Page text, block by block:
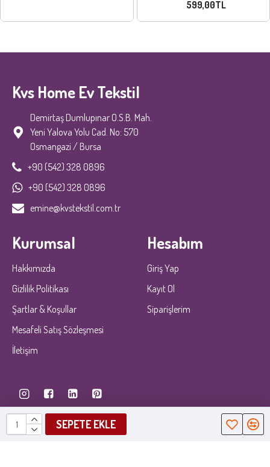
SEPETE EKLE
599,00TL
Kvs Home Ev Tekstil
Demirtaş Dumlupınar O.S.B. Mah.
Yeni Yalova Yolu Cad. No: 570
Osmangazi / Bursa
+90 (542) 328 0896
+90 (542) 328 0896
emine@kvstekstil.com.tr
Kurumsal
Hakkımızda
Gizlilik Politikası
Şartlar & Koşullar
Mesafeli Satış Sözleşmesi
İletişim
Hesabım
Giriş Yap
Kayıt Ol
Siparişlerim
KobiDirektE-ticaret